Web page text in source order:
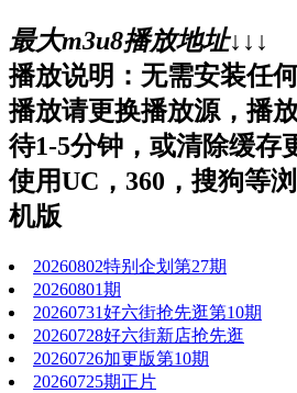
最大m3u8播放地址↓↓↓
播放说明：无需安装任
播放请更换播放源，播
待1-5分钟，或清除缓存
使用UC，360，搜狗等
机版
20260802特别企划第27期
20260801期
20260731好六街抢先逛第10期
20260728好六街新店抢先逛
20260726加更版第10期
20260725期正片